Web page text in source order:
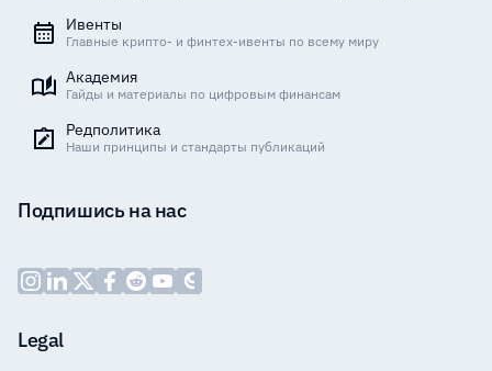
Ивенты
Главные крипто- и финтех-ивенты по всему миру
Академия
Гайды и материалы по цифровым финансам
Редполитика
Наши принципы и стандарты публикаций
Подпишись на нас
Legal